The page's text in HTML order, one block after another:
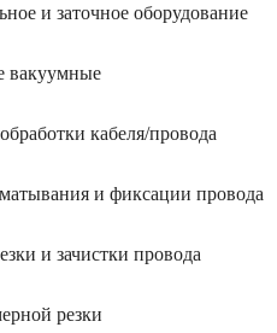
и заточное оборудование
кабеля/провода
и фиксации провода
и зачистки провода
резки